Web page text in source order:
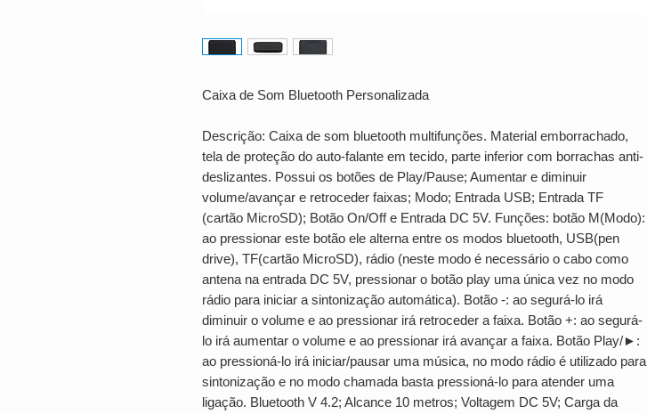
Caixa de Som Bluetooth Personalizada
Descrição: Caixa de som bluetooth multifunções. Material emborrachado,
tela de proteção do auto-falante em tecido, parte inferior com borrachas anti-
deslizantes. Possui os botões de Play/Pause; Aumentar e diminuir
volume/avançar e retroceder faixas; Modo; Entrada USB; Entrada TF
(cartão MicroSD); Botão On/Off e Entrada DC 5V. Funções: botão M(Modo):
ao pressionar este botão ele alterna entre os modos bluetooth, USB(pen
drive), TF(cartão MicroSD), rádio (neste modo é necessário o cabo como
antena na entrada DC 5V, pressionar o botão play uma única vez no modo
rádio para iniciar a sintonização automática). Botão -: ao segurá-lo irá
diminuir o volume e ao pressionar irá retroceder a faixa. Botão +: ao segurá-
lo irá aumentar o volume e ao pressionar irá avançar a faixa. Botão Play/►:
ao pressioná-lo irá iniciar/pausar uma música, no modo rádio é utilizado para
sintonização e no modo chamada basta pressioná-lo para atender uma
ligação. Bluetooth V 4.2; Alcance 10 metros; Voltagem DC 5V; Carga da